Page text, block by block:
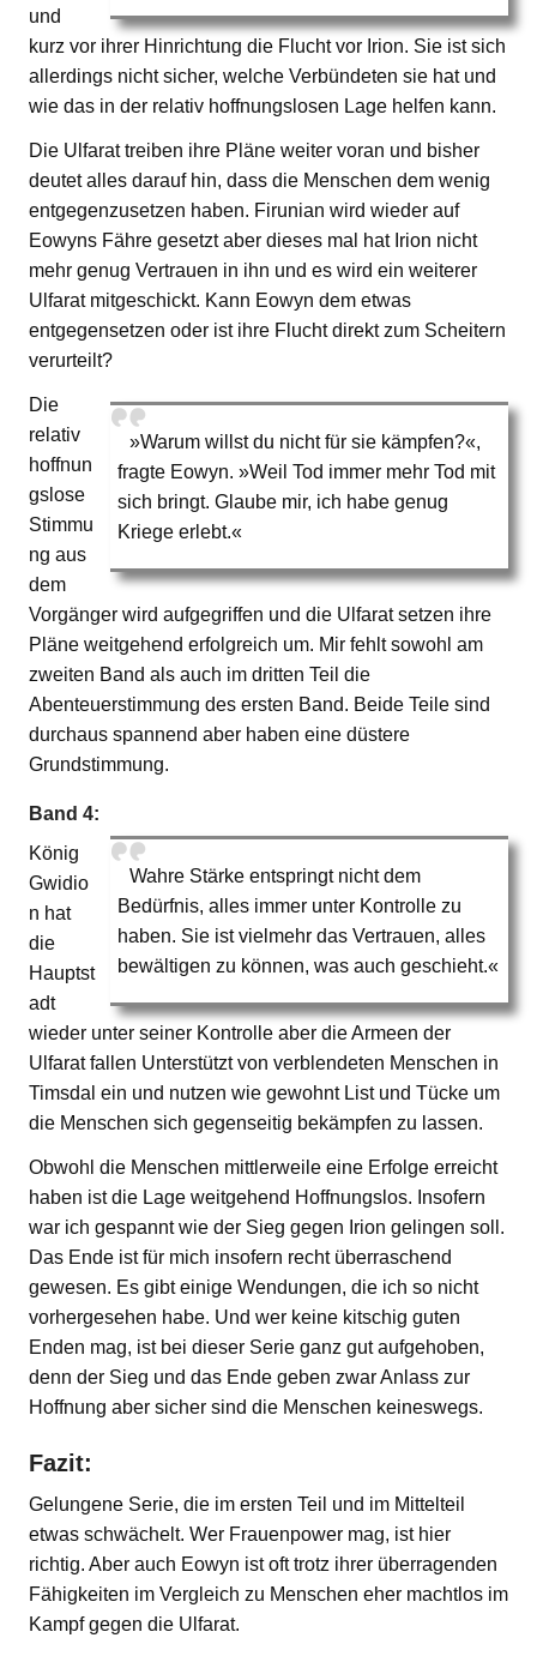
und
kurz vor ihrer Hinrichtung die Flucht vor Irion. Sie ist sich
allerdings nicht sicher, welche Verbündeten sie hat und
wie das in der relativ hoffnungslosen Lage helfen kann.
Die Ulfarat treiben ihre Pläne weiter voran und bisher
deutet alles darauf hin, dass die Menschen dem wenig
entgegenzusetzen haben. Firunian wird wieder auf
Eowyns Fähre gesetzt aber dieses mal hat Irion nicht
mehr genug Vertrauen in ihn und es wird ein weiterer
Ulfarat mitgeschickt. Kann Eowyn dem etwas
entgegensetzen oder ist ihre Flucht direkt zum Scheitern
verurteilt?
»Warum willst du nicht für sie kämpfen?«,
fragte Eowyn. »Weil Tod immer mehr Tod mit
sich bringt. Glaube mir, ich habe genug
Kriege erlebt.«
Die
relativ
hoffnun
gslose
Stimmu
ng aus
dem
Vorgänger wird aufgegriffen und die Ulfarat setzen ihre
Pläne weitgehend erfolgreich um. Mir fehlt sowohl am
zweiten Band als auch im dritten Teil die
Abenteuerstimmung des ersten Band. Beide Teile sind
durchaus spannend aber haben eine düstere
Grundstimmung.
Band 4:
Wahre Stärke entspringt nicht dem
Bedürfnis, alles immer unter Kontrolle zu
haben. Sie ist vielmehr das Vertrauen, alles
bewältigen zu können, was auch geschieht.«
König
Gwidio
n hat
die
Hauptst
adt
wieder unter seiner Kontrolle aber die Armeen der
Ulfarat fallen Unterstützt von verblendeten Menschen in
Timsdal ein und nutzen wie gewohnt List und Tücke um
die Menschen sich gegenseitig bekämpfen zu lassen.
Obwohl die Menschen mittlerweile eine Erfolge erreicht
haben ist die Lage weitgehend Hoffnungslos. Insofern
war ich gespannt wie der Sieg gegen Irion gelingen soll.
Das Ende ist für mich insofern recht überraschend
gewesen. Es gibt einige Wendungen, die ich so nicht
vorhergesehen habe. Und wer keine kitschig guten
Enden mag, ist bei dieser Serie ganz gut aufgehoben,
denn der Sieg und das Ende geben zwar Anlass zur
Hoffnung aber sicher sind die Menschen keineswegs.
Fazit:
Gelungene Serie, die im ersten Teil und im Mittelteil
etwas schwächelt. Wer Frauenpower mag, ist hier
richtig. Aber auch Eowyn ist oft trotz ihrer überragenden
Fähigkeiten im Vergleich zu Menschen eher machtlos im
Kampf gegen die Ulfarat.